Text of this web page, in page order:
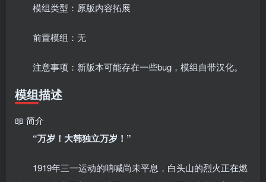
模组类型：原版内容拓展
前置模组：无
注意事项：新版本可能存在一些bug，模组自带汉化。
模组描述
📖 简介
“万岁！大韩独立万岁！”
1919年三一运动的呐喊尚未平息，白头山的烈火正在燃